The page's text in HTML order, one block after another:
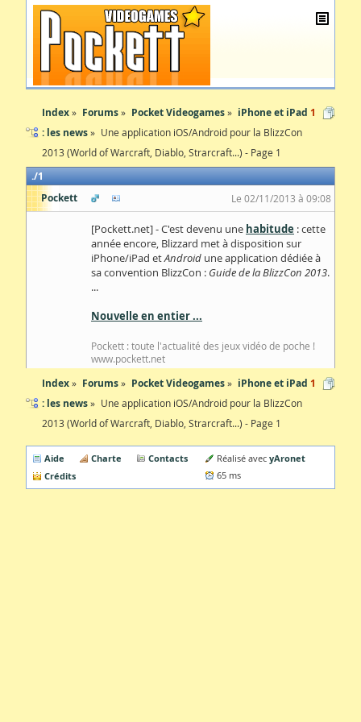
Index Forums Pocket Videogames
iPhone et iPad
: les news
Une application iOS/Android pour la BlizzCon
2013 (World of Warcraft, Diablo, Strarcraft...) - Page 1
1
1
Pockett
Le 02/11/2013 à 09:08
[Pockett.net] - C'est devenu une habitude : cette
année encore, Blizzard met à disposition sur
iPhone/iPad etAndroid une application dédiée à
sa convention BlizzCon : Guide de la BlizzCon 2013.
...
Nouvelle en entier ...
Pockett : toute l'actualité des jeux vidéo de poche !
www.pockett.net
Index Forums Pocket Videogames
iPhone et iPad
: les news
Une application iOS/Android pour la BlizzCon
2013 (World of Warcraft, Diablo, Strarcraft...) - Page 1
1
Aide Charte
Contacts
Crédits
Réalisé avecyAronet
65 ms